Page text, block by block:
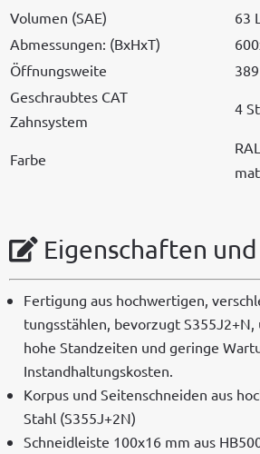
Vol­u­men (SAE)
63 L
Abmes­sun­gen: (BxHxT)
Öff­nungsweite
Geschraubtes CAT
Zahnsystem
4
Farbe
Eigenschaften
Fer­ti­gung aus hochw­er­ti­gen,
tungsstählen, bevorzugt S355J2+N,
hohe Standzeit­en und geringe
Instandhaltungskosten.
Kor­pus und Seit­en­schnei­den aus
Stahl (S355J+2N)
Schnei­dleiste 100x16 mm aus